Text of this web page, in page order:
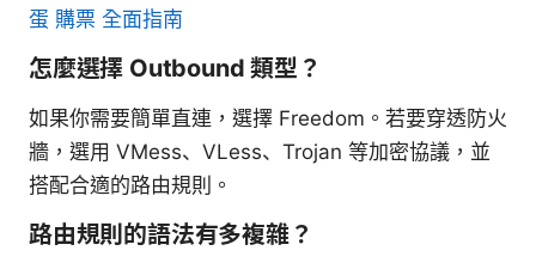
蛋 購票 全面指南
怎麼選擇 Outbound 類型？
如果你需要簡單直連，選擇 Freedom。若要穿透防火
牆，選用 VMess、VLess、Trojan 等加密協議，並
搭配合適的路由規則。
路由規則的語法有多複雜？